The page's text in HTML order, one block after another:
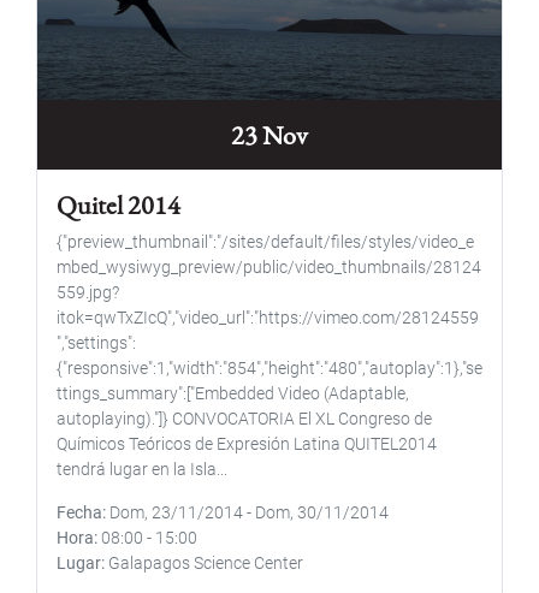
23 Nov
Quitel 2014
{"preview_thumbnail":"/sites/default/files/styles/video_e
mbed_wysiwyg_preview/public/video_thumbnails/28124
559.jpg?
itok=qwTxZIcQ","video_url":"https://vimeo.com/28124559
","settings":
{"responsive":1,"width":"854","height":"480","autoplay":1},"se
ttings_summary":["Embedded Video (Adaptable,
autoplaying)."]} CONVOCATORIA El XL Congreso de
Químicos Teóricos de Expresión Latina QUITEL2014
tendrá lugar en la Isla...
Fecha Dom, 23/11/2014- Dom, 30/11/2014
Hora 08:00 - 15:00
Lugar Galapagos Science Center